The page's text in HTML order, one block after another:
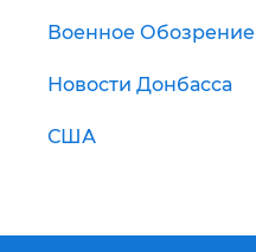
Военное Обозрение
Новости Донбасса
США